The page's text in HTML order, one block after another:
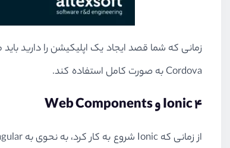
Cordova به صورت کامل استفاده کند.
Ionic ۴ و Web Components